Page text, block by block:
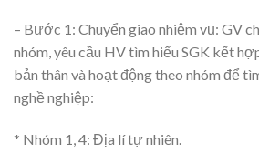
– Bước 1: Chuyển giao nhiệm vụ: GV
nhóm, yêu cầu HV tìm hiểu SGK kết
bản thân và hoạt động theo nhóm để
nghề nghiệp:
* Nhóm 1, 4: Địa lí tự nhiên.